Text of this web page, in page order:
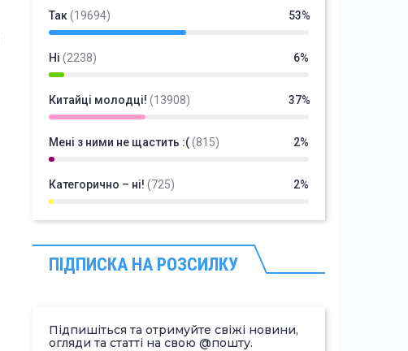
Так(19694) 53%
Ні (2238) 6%
Китайці молодці! (13908) 37%
Мені з ними не щастить :((815) 2%
Категорично – ні! (725) 2%
ПІДПИСКА НА РОЗСИЛКУ
Підпишіться та отримуйте свіжі новини,
огляди та статті на свою @пошту.